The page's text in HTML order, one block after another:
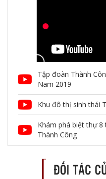
Tập đoàn Thành
Nam 2019
Khu đô thị sinh thái
Khám phá biệt thự
Thành Công
ĐỐI TÁC